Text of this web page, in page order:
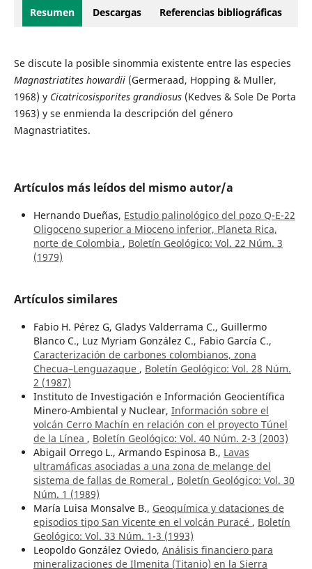
Resumen Descargas Referencias bibliográficas
Se discute la posible sinommia existente entre las especies
Magnastriatites howardii(Germeraad, Hopping & Muller,
1968) y Cicatricosisporites grandiosus(Kedves & Sole De Porta
1963) y se enmienda la descripción del género
Magnastriatites.
Artículos más leídos del mismo autor/a
Hernando Dueñas, Estudio palinológico del pozo Q-E-22
Oligoceno superior a Mioceno inferior, Planeta Rica,
norte de Colombia , Boletín Geológico: Vol. 22 Núm. 3
(1979)
Artículos similares
Fabio H. Pérez G, Gladys Valderrama C., Guillermo
Blanco C., Luz Myriam González C., Fabio García C.,
Caracterización de carbones colombianos, zona
Checua–Lenguazaque , Boletín Geológico: Vol. 28 Núm.
2 (1987)
Instituto de Investigación e Información Geocientífica
Minero-Ambiental y Nuclear, Información sobre el
volcán Cerro Machín en relación con el proyecto Túnel
de la Línea , Boletín Geológico: Vol. 40 Núm. 2-3 (2003)
Abigail Orrego L., Armando Espinosa B., Lavas
ultramáficas asociadas a una zona de melange del
sistema de fallas de Romeral , Boletín Geológico: Vol. 30
Núm. 1 (1989)
María Luisa Monsalve B., Geoquímica y dataciones de
episodios tipo San Vicente en el volcán Puracé , Boletín
Geológico: Vol. 33 Núm. 1-3 (1993)
Leopoldo González Oviedo, Análisis financiero para
mineralizaciones de Ilmenita (Titanio) en la Sierra